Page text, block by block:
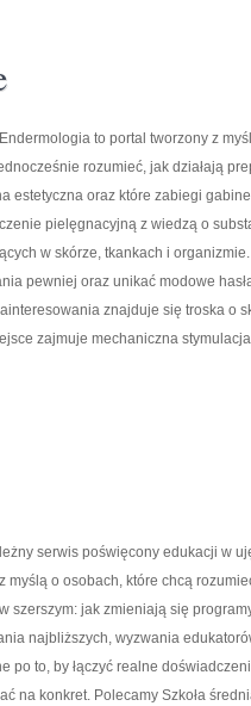
to portal tworzony z
rozumieć, jak działają
estetyczna oraz które zabiegi
pielęgnacyjną z wiedzą o
w skórze, tkankach i
pewniej oraz unikać modowe
znajduje się troska o
zajmuje mechaniczna
serwis poświęcony edukacji w
z myślą o osobach, które chcą
szerszym: jak zmieniają się
najbliższych, wyzwania
po to, by łączyć realne
na konkret. Polecamy Szkoła